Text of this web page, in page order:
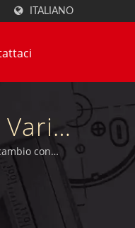
ITALIANO
Econ